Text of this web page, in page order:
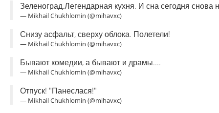
Зеленоград.Легендарная кухня. И сна сегодня снова
— Mikhail Chukhlomin (@mihavxc)
Снизу асфальт, сверху облока. Полетели!
— Mikhail Chukhlomin (@mihavxc)
Бывают комедии, а бывают и драмы....
— Mikhail Chukhlomin (@mihavxc)
Отпуск! "Панеслася!"
— Mikhail Chukhlomin (@mihavxc)